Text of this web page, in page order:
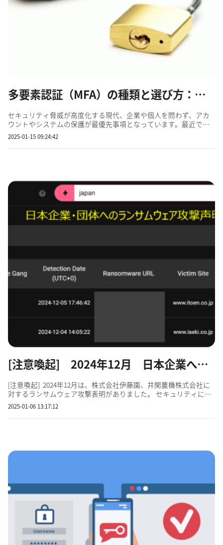
多要素認証（MFA）の種類と選び方：初心者にもわかりやすく徹底解説
セキュリティ脅威が高度化する現代、企業や個人を問わず、アカ
ウントやシステムの保護が最優先事項となっています。最近で
は、ランサムウェア攻撃や情報漏えい事件が多発する中で、多要
素認証（MFA: Multi-Factor Authentication）が効果的な防御策とし
2025-01-15 09:24:42
[注意喚起] 2024年12月 日本企業へのランサムウェア攻撃表明
[注意喚起] 2024年12月は、株式会社伊藤園、井関農機株式会社に
対するランサムウェア攻撃表明がありました。 セキュリティに弱
点があると取引先に迷惑をかけることにもなります。 有名企業・
団体だけが狙われるわけではありません。ご注意ください。 無料
2025-01-06 13:17:12